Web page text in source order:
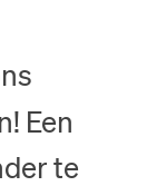
Een
te